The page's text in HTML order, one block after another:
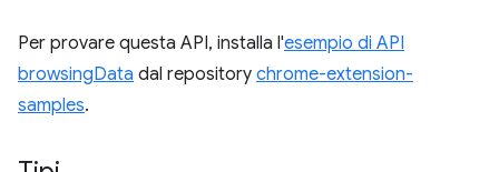
Per provare questa API, installa l'esempio di API
browsingData dal repository chrome-extension-
samples.